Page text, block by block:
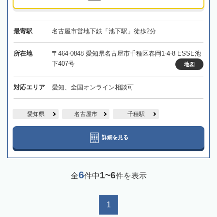
最寄駅 名古屋市営地下鉄「池下駅」徒歩2分
所在地
〒464-0848 愛知県名古屋市千種区春岡1-4-8 ESSE池
下407号
地図
対応エリア 愛知、全国オンライン相談可
愛知県 名古屋市 千種駅
詳細を見る
全6件中1~6件を表示
1